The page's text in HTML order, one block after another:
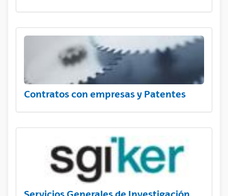
Contratos con empresas y Patentes